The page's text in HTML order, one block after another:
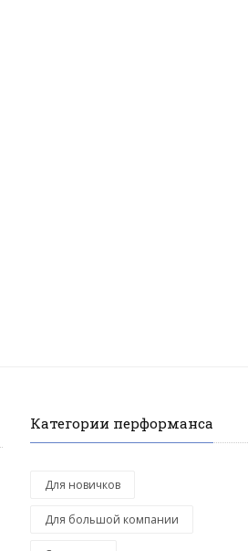
Категории перформанса
Для новичков
Для большой компании